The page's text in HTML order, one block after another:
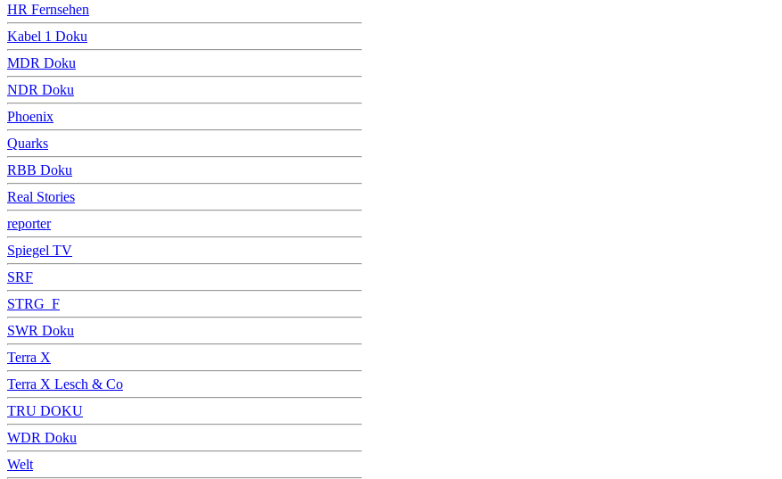
HR Fernsehen
Kabel 1 Doku
MDR Doku
NDR Doku
Phoenix
Quarks
RBB Doku
Real Stories
reporter
Spiegel TV
SRF
STRG_F
SWR Doku
Terra X
Terra X Lesch & Co
TRU DOKU
WDR Doku
Welt